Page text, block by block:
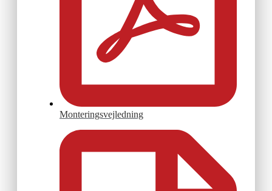
Monteringsvejledning